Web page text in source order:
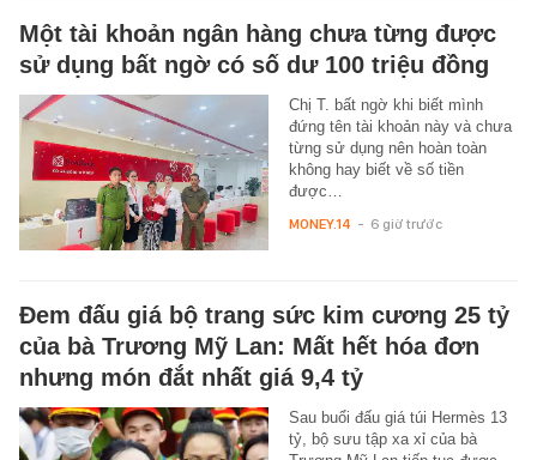
Một tài khoản ngân hàng chưa từng được
sử dụng bất ngờ có số dư 100 triệu đồng
Chị T. bất ngờ khi biết mình
đứng tên tài khoản này và chưa
từng sử dụng nên hoàn toàn
không hay biết về số tiền
được…
MONEY.14 - 6 giờ trước
Đem đấu giá bộ trang sức kim cương 25 tỷ
của bà Trương Mỹ Lan: Mất hết hóa đơn
nhưng món đắt nhất giá 9,4 tỷ
Sau buổi đấu giá túi Hermès 13
tỷ, bộ sưu tập xa xỉ của bà